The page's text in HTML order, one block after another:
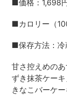
■価格：1,698
■カロリー（
■保存方法：冷
甘さ控えめの
ずき抹茶ケー
きなこバーケ